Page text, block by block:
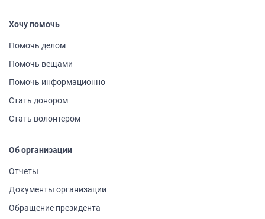
Хочу помочь
Помочь делом
Помочь вещами
Помочь информа­ционно
Стать донором
Стать волонтером
Об организации
Отчеты
Документы организации
Обращение президента